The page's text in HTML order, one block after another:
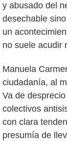
y abusado del
desechable
un
no suele acudir
Manuela
ciudadanía, al
Va de
colectivos
con clara
presumía de